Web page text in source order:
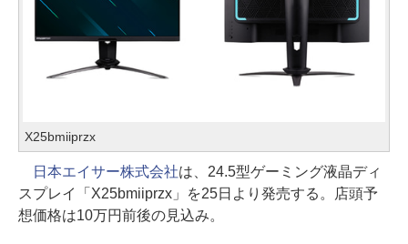
X25bmiiprzx
日本エイサー株式会社は、24.5型ゲーミング液晶ディ
スプレイ「X25bmiiprzx」を25日より発売する。店頭予
想価格は10万円前後の見込み。